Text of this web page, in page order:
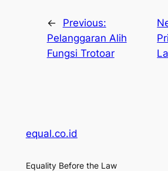
←
Previous:
Pelanggaran Alih
Fungsi Trotoar
equal.co.id
Equality Before the Law